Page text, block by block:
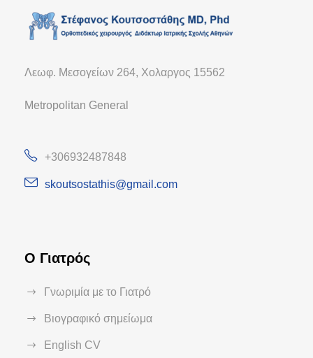
Λεωφ. Μεσογείων 264, Χολαργος 15562
Metropolitan General
+306932487848
skoutsostathis@gmail.com
Ο Γιατρός
Γνωριμία με το Γιατρό
Βιογραφικό σημείωμα
English CV